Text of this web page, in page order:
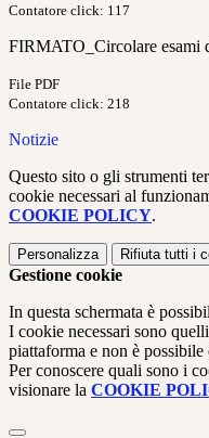
Contatore click: 117
FIRMATO_Circolare esami
File PDF
Contatore click: 218
Notizie
Questo sito o gli strumenti
cookie necessari al
COOKIE POLICY.
Personalizza Rifiuta tutti i
Gestione cookie
In questa schermata è
I cookie necessari sono
piattaforma e non è
Per conoscere quali sono i
visionare la COOKIE